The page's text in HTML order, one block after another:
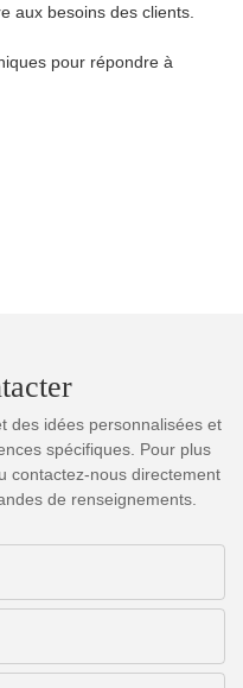
aux besoins des clients.
pour répondre à
des idées personnalisées et
spécifiques. Pour plus
contactez-nous directement
de renseignements.